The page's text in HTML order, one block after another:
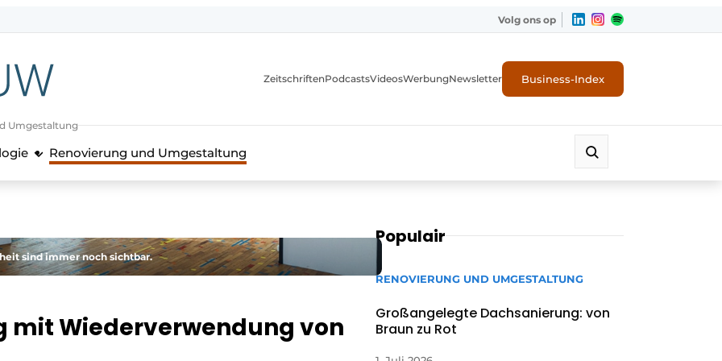
Volg ons op
Umgestaltung
ZeitschriftenPodcastsVideosWerbungNewsletter Business-Index
Renovierung und Umgestaltung
sind immer noch sichtbar.
mit Wiederverwendung von
Populair
RENOVIERUNG UND UMGESTALTUNG
Großangelegte Dachsanierung: von
Braun zu Rot